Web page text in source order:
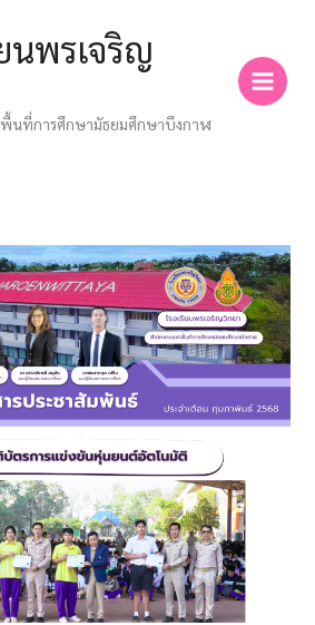
นพรเจริญ
พื้นที่การศึกษามัธยมศึกษาบึงกาฬ